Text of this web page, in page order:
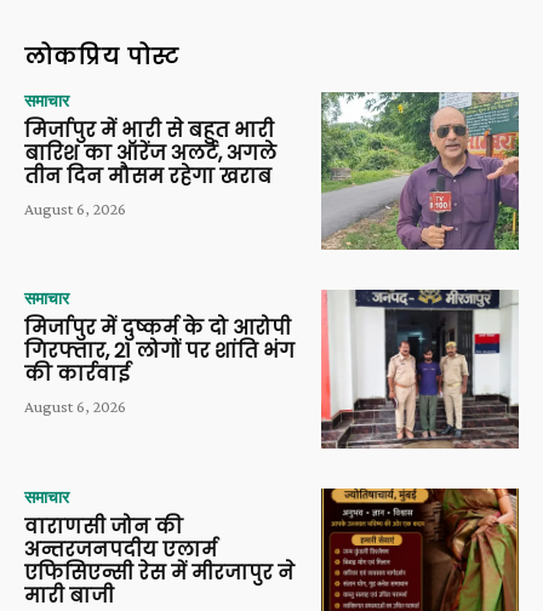
लोकप्रिय पोस्ट
समाचार
मिर्जापुर में भारी से बहुत भारी
बारिश का ऑरेंज अलर्ट, अगले
तीन दिन मौसम रहेगा खराब
August 6, 2026
समाचार
मिर्जापुर में दुष्कर्म के दो आरोपी
गिरफ्तार, 21 लोगों पर शांति भंग
की कार्रवाई
August 6, 2026
समाचार
वाराणसी जोन की
अन्तरजनपदीय एलार्म
एफिसिएन्सी रेस में मीरजापुर ने
मारी बाजी